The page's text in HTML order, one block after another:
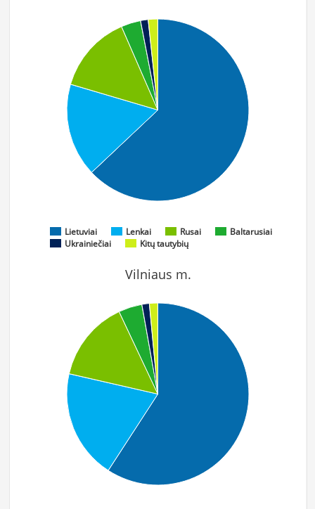
Lietuviai Lenkai Rusai
Baltarusiai
Ukrainiečiai
Kitų tautybių
Vilniaus m.